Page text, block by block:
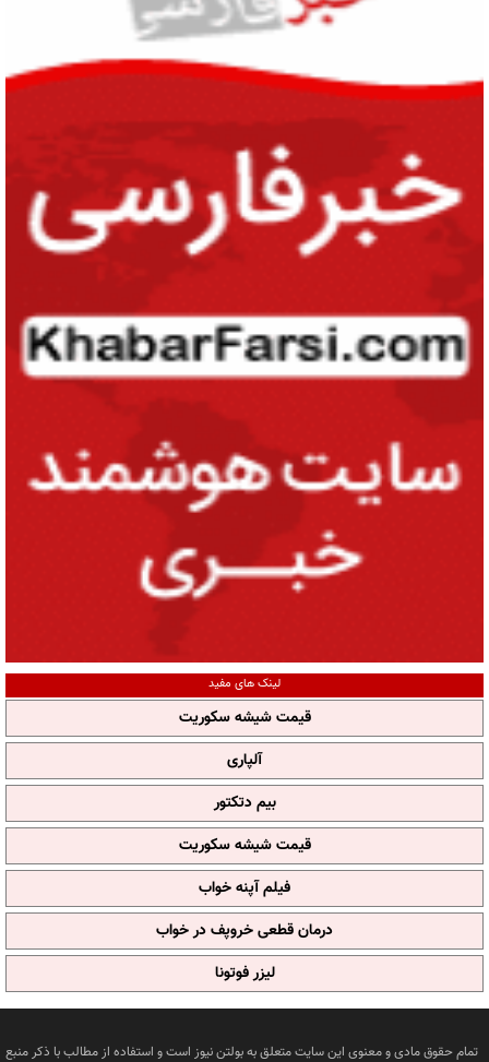
لینک های مفید
قیمت شیشه سکوریت
آلپاری
بیم دتکتور
قیمت شیشه سکوریت
فیلم آپنه خواب
درمان قطعی خروپف در خواب
لیزر فوتونا
تمام حقوق مادی و معنوی این سایت متعلق به بولتن نیوز است و استفاده از مطالب با ذکر منبع